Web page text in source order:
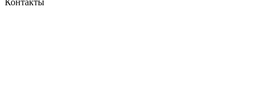
Контакты